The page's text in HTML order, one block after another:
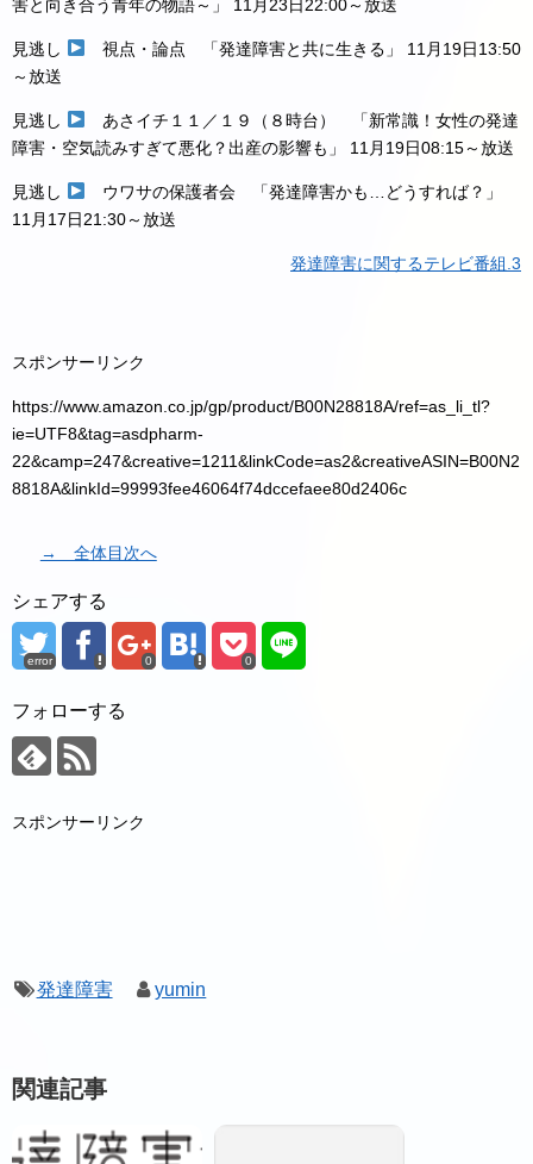
害と向き合う青年の物語～」
11月23日22:00～放送
見逃し 視点・論点 「発達障害と共に生きる」
11月19日13:50
～放送
見逃し
あさイチ１１／１９（８時台） 「新常識！女性の発達
障害・空気読みすぎて悪化？出産の影響も」
11月19日08:15～放送
見逃し
ウワサの保護者会 「発達障害かも…どうすれば？」
11月17日21:30～放送
発達障害に関するテレビ番組.3
スポンサーリンク
https://www.amazon.co.jp/gp/product/B00N28818A/ref=as_li_tl?
ie=UTF8&tag=asdpharm-
22&camp=247&creative=1211&linkCode=as2&creativeASIN=B00N2
8818A&linkId=99993fee46064f74dccefaee80d2406c
→ 全体目次へ
シェアする
error 0 0
フォローする
スポンサーリンク
発達障害 yumin
関連記事